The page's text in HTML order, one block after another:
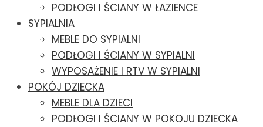
PODŁOGI I ŚCIANY W ŁAZIENCE
SYPIALNIA
MEBLE DO SYPIALNI
PODŁOGI I ŚCIANY W SYPIALNI
WYPOSAŻENIE I RTV W SYPIALNI
POKÓJ DZIECKA
MEBLE DLA DZIECI
PODŁOGI I ŚCIANY W POKOJU DZIECKA